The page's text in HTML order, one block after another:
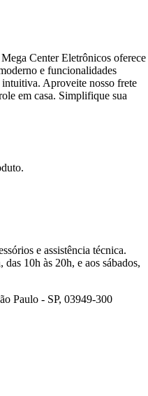
Center Eletrônicos oferece
e funcionalidades
Aproveite nosso frete
em casa. Simplifique sua
e assistência técnica.
10h às 20h, e aos sábados,
Paulo - SP, 03949-300